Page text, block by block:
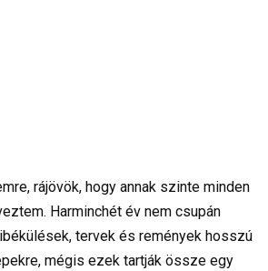
rájövök, hogy annak szinte minden
Harminchét év nem csupán
tervek és remények hosszú
mégis ezek tartják össze egy